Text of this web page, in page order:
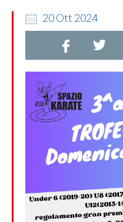
20Ott 2024